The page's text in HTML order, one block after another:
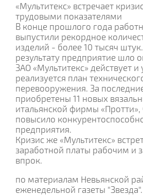
«Мультитекс» встречает
трудовыми показателями
В конце прошлого года
выпустили рекордное
изделий - более 10 тысяч
результату предприятие шло
ЗАО «Мультитекс» действует
реализуется план
перевооружения. За
приобретены 11 новых
итальянской фирмы «Протти»,
повысило
предприятия.
Кризис же «Мультитекс»
заработной платы рабочим и
впрок.
по материалам Невьянской
еженедельной газеты "Звезда".